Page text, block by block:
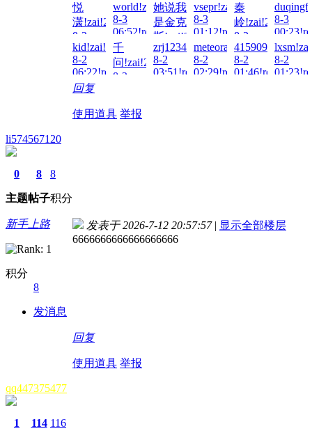
悦
潇!zai!2026-
8-3
14:26!read!
world!zai!2026-
8-3
06:52!read!
她说我
是金克
斯!zai!2026-
8-3
01:51!read!
vsepr!zai!2026-
8-3
01:12!read!
秦
岭!zai!2026-
8-3
00:40!read!
8-3
kid!zai!2026-
8-2
06:22!read!
千
问!zai!2026-
8-2
zrj123456!zai!2026-
8-2
03:51!read!
meteora!zai!2026-
8-2
02:29!read!
8-2
01:46!read!
8-2
回复
使用道具 举报
li574567120
0
主题
8
帖子
8
积分
新手上路
积分
8
发消息
发表于 2026-7-12 20:57:57 | 显示全部楼层
6666666666666666666
回复
使用道具 举报
qq447375477
1 114 116